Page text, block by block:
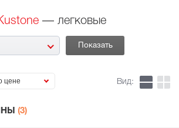
— легковые
цене Вид:
(3)